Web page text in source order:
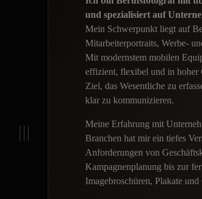
und spezialisiert auf
Mein Schwerpunkt liegt auf
Mitarbeiterportraits, Werbe-
Mit modernstem mobilen
effizient, flexibel und in hoher
Ziel, das Wesentliche zu
klar zu kommunizieren.
Meine Erfahrung mit
Branchen hat mir ein tiefes
Anforderungen von
Kampagnenplanung bis zur
Imagebroschüren, Plakate